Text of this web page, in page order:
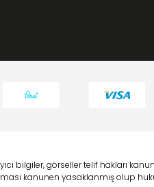
bilgiler, görseller telif hakları
kanunen yasaklanmış olup